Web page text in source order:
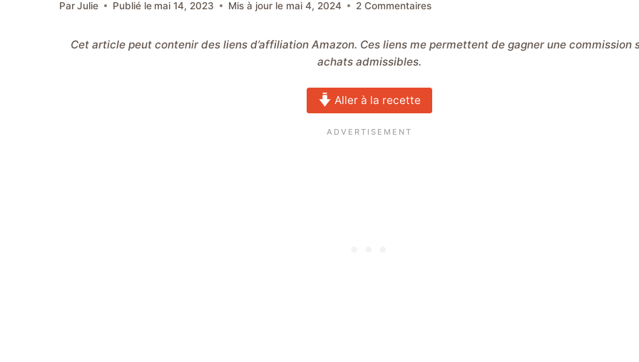
ParJulie Publié le mai 14, 2023 Mis à jour le mai 4, 2024 2 Commentaires
Cet article peut contenir des liens d’affiliation Amazon. Ces liens me permettent de gagner une commission sur les
achats admissibles.
Aller à la recette